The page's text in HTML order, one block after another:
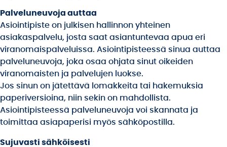
Palveluneuvoja auttaa
Asiointipiste on julkisen hallinnon yhteinen
asiakaspalvelu, josta saat asiantuntevaa apua eri
viranomaispalveluissa. Asiointipisteessä sinua auttaa
palveluneuvoja, joka osaa ohjata sinut oikeiden
viranomaisten ja palvelujen luokse.
Jos sinun on jätettävä lomakkeita tai hakemuksia
paperiversioina, niin sekin on mahdollista.
Asiointipisteessä palveluneuvoja voi skannata ja
toimittaa asiapaperisi myös sähköpostilla.
Sujuvasti sähköisesti